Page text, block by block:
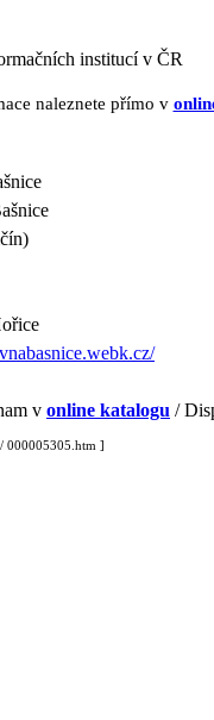
institucí v ČR
naleznete přímo v
v online katalogu /
/ 000005305.htm ]